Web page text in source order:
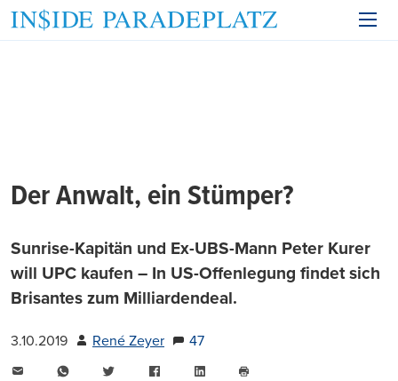
Der Anwalt, ein Stümper?
Sunrise-Kapitän und Ex-UBS-Mann Peter Kurer
will UPC kaufen – In US-Offenlegung findet sich
Brisantes zum Milliardendeal.
3.10.2019 René Zeyer
47
WhatsAppTwitter FacebookLinkedIn